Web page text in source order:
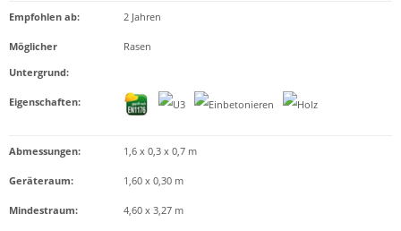
Empfohlen ab: 2 Jahren
Möglicher
Untergrund:
Rasen
Eigenschaften:
Abmessungen: 1,6 x 0,3 x 0,7 m
Geräteraum: 1,60 x 0,30 m
Mindestraum: 4,60 x 3,27 m